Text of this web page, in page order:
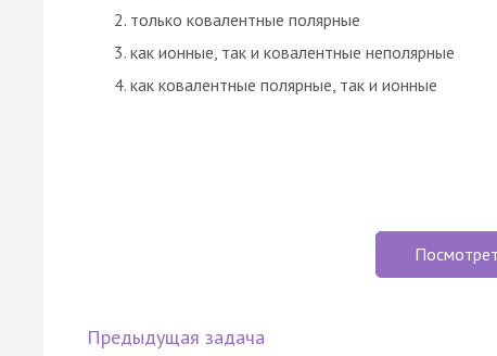
только ковалентные полярные
как ионные, так и ковалентные неполярные
как ковалентные полярные, так и ионные
Предыдущая задача